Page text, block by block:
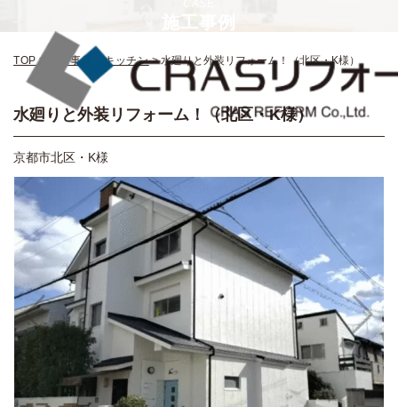
施工事例
TOP> 施工事例 >キッチン>水廻りと外装リフォーム！（北区・K様）
水廻りと外装リフォーム！（北区・K様）
京都市北区・K様